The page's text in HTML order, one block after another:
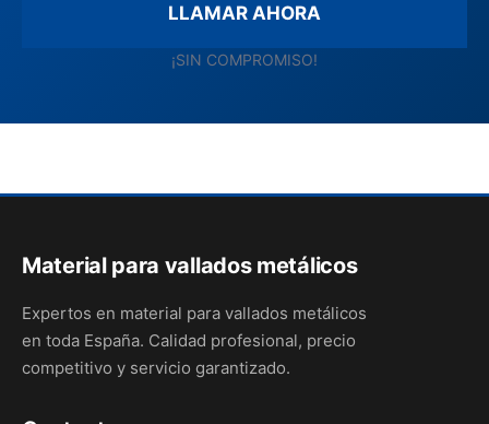
LLAMAR AHORA
¡SIN COMPROMISO!
Material para vallados metálicos
Expertos en material para vallados metálicos
en toda España. Calidad profesional, precio
competitivo y servicio garantizado.